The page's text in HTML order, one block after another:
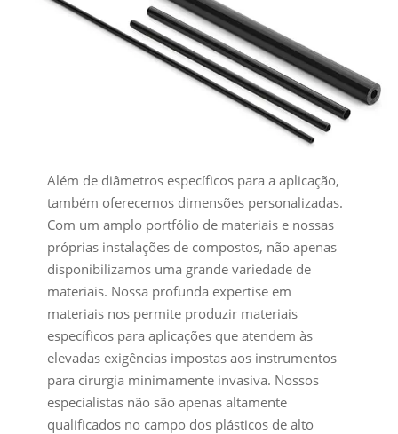
Além de diâmetros específicos para a aplicação,
também oferecemos dimensões personalizadas.
Com um amplo portfólio de materiais e nossas
próprias instalações de compostos, não apenas
disponibilizamos uma grande variedade de
materiais. Nossa profunda expertise em
materiais nos permite produzir materiais
específicos para aplicações que atendem às
elevadas exigências impostas aos instrumentos
para cirurgia minimamente invasiva. Nossos
especialistas não são apenas altamente
qualificados no campo dos plásticos de alto